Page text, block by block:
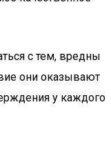
с тем, вредны
они оказывают
у каждого